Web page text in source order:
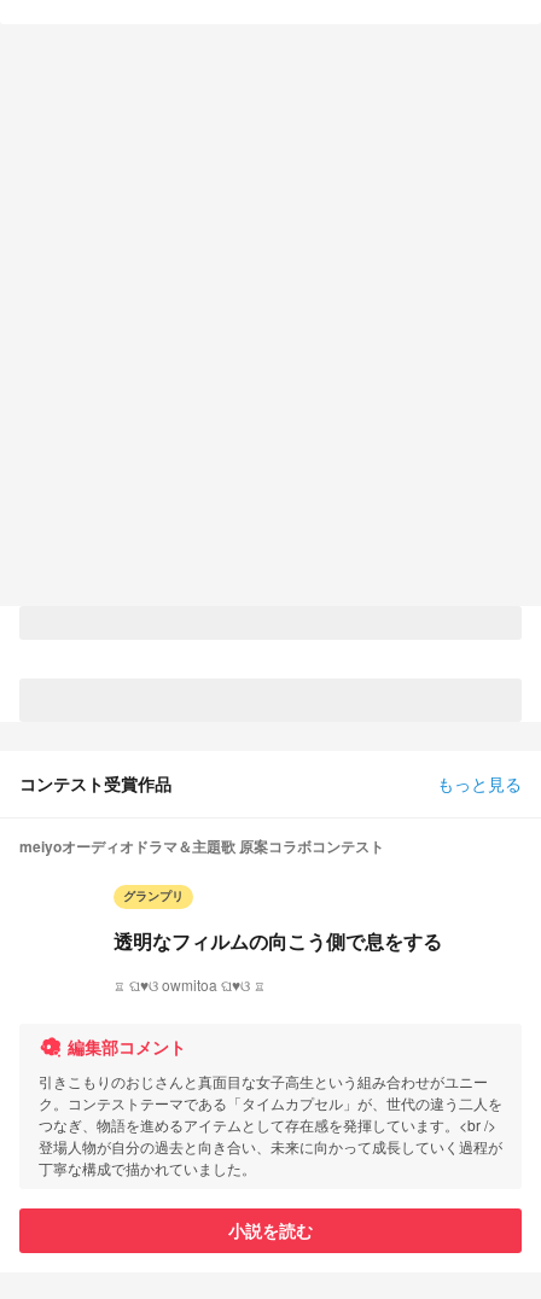
コンテスト受賞作品 もっと見る
meiyoオーディオドラマ＆主題歌 原案コラボコンテスト
グランプリ
透明なフィルムの向こう側で息をする
♖ ଘ♥ଓ owmitoa ଘ♥ଓ ♖
編集部コメント
引きこもりのおじさんと真面目な女子高生という組み合わせがユニー
ク。コンテストテーマである「タイムカプセル」が、世代の違う二人を
つなぎ、物語を進めるアイテムとして存在感を発揮しています。<br />
登場人物が自分の過去と向き合い、未来に向かって成長していく過程が
丁寧な構成で描かれていました。
小説を読む